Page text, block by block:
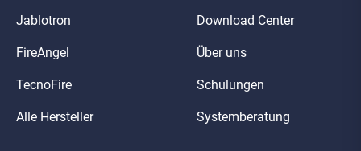
Jablotron
FireAngel
TecnoFire
Alle Hersteller
Download Center
Über uns
Schulungen
Systemberatung